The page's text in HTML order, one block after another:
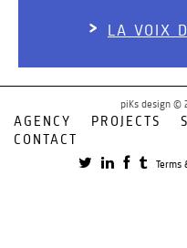
LA VOIX
piKs design ©
AGENCY PROJECTS
CONTACT
Terms